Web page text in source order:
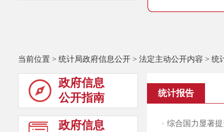
当前位置 > 统计局政府信息公开 > 法定主动公开内容 > 统
政府信息
公开指南
政府信息
统计报告
综合国力显著